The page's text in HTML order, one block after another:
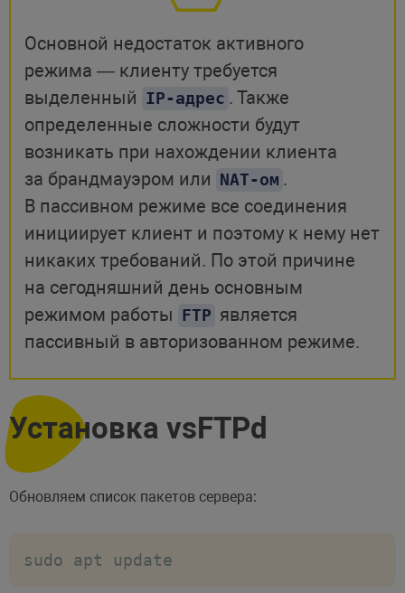
Основной недостаток активного
режима — клиенту требуется
выделенный IP-адрес . Также
определенные сложности будут
возникать при нахождении клиента
за брандмауэром или NAT-ом .
В пассивном режиме все соединения
инициирует клиент и поэтому к нему нет
никаких требований. По этой причине
на сегодняшний день основным
режимом работы FTP является
пассивный в авторизованном режиме.
Установка vsFTPd
Обновляем список пакетов сервера:
sudo apt update